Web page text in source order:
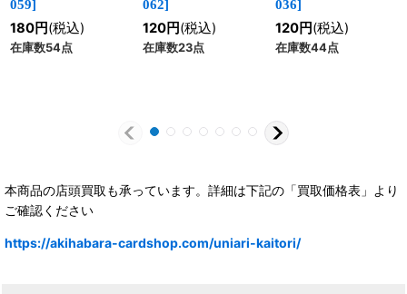
059]
180円(税込)
在庫数54点
062]
120円(税込)
在庫数23点
036]
120円(税込)
在庫数44点
本商品の店頭買取も承っています。詳細は下記の「買取価格表」より
ご確認ください
https://akihabara-cardshop.com/uniari-kaitori/